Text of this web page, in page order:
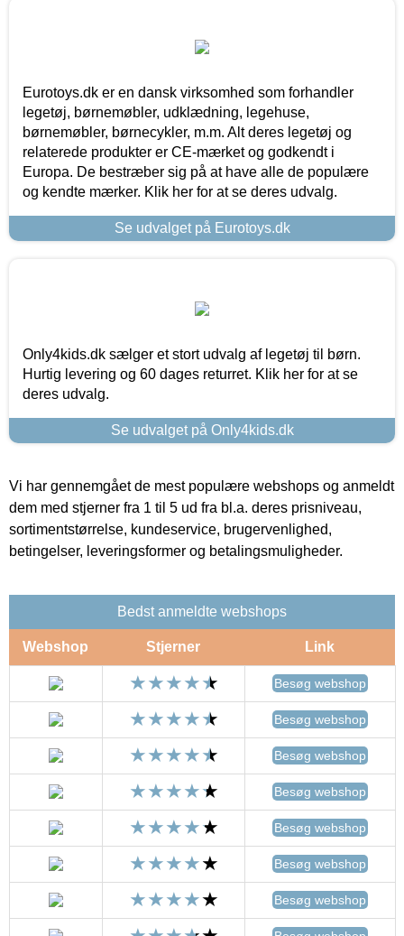
Eurotoys.dk er en dansk virksomhed som forhandler
legetøj, børnemøbler, udklædning, legehuse,
børnemøbler, børnecykler, m.m. Alt deres legetøj og
relaterede produkter er CE-mærket og godkendt i
Europa. De bestræber sig på at have alle de populære
og kendte mærker. Klik her for at se deres udvalg.
Se udvalget på Eurotoys.dk
Only4kids.dk sælger et stort udvalg af legetøj til børn.
Hurtig levering og 60 dages returret. Klik her for at se
deres udvalg.
Se udvalget på Only4kids.dk
Vi har gennemgået de mest populære webshops og anmeldt
dem med stjerner fra 1 til 5 ud fra bl.a. deres prisniveau,
sortimentstørrelse, kundeservice, brugervenlighed,
betingelser, leveringsformer og betalingsmuligheder.
Bedst anmeldte webshops
Webshop Stjerner Link
Besøg webshop
Besøg webshop
Besøg webshop
Besøg webshop
Besøg webshop
Besøg webshop
Besøg webshop